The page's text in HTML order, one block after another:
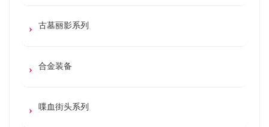
古墓丽影系列
合金装备
喋血街头系列